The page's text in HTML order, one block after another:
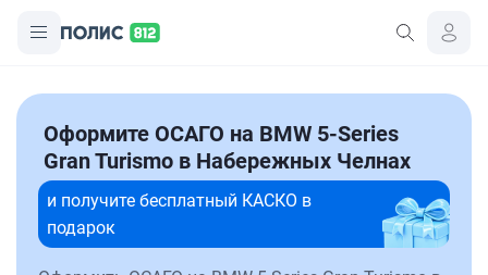
Оформите ОСАГО на BMW 5-Series
Gran Turismo в Набережных Челнах
и получите бесплатный КАСКО в
подарок